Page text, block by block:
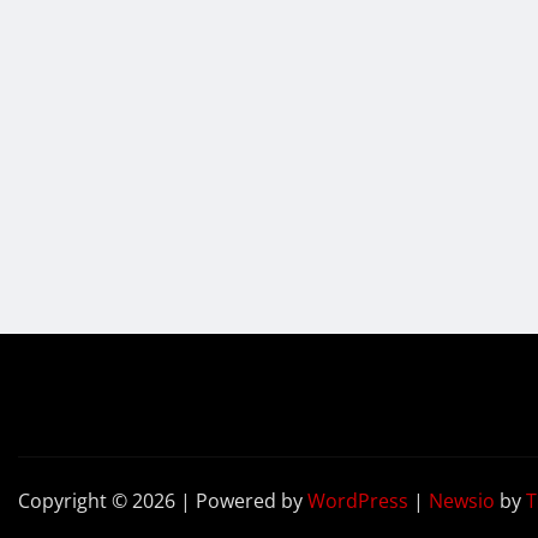
Copyright © 2026 | Powered byWordPress | Newsio by